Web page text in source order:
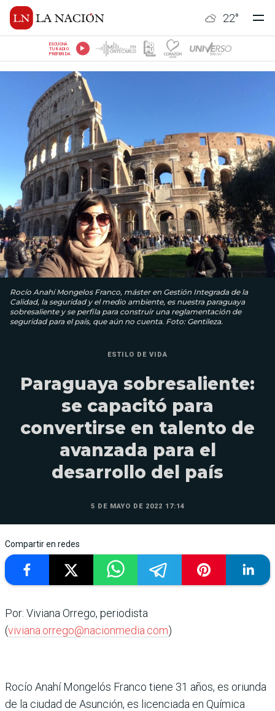
22°
ESCUCHÁ
TU RADIO
PREFERIDA
Rocío Anahí Mongelos Franco, máster en Gestión Integrada de la
Calidad, la seguridad y el medio ambiente, es nuestra paraguaya
sobresaliente y se perfila para construir una reglamentación de
seguridad para el país, que aún no cuenta. Foto: Gentileza.
ESTILO DE VIDA
Paraguaya sobresaliente:
se capacitó para
convertirse en talento de
avanzada para el
desarrollo del país
5 DE MAYO DE 2022 17:14
Compartir en redes
Por: Viviana Orrego, periodista
(viviana.orrego@nacionmedia.com)
Rocío Anahí Mongelós Franco tiene 31 años, es oriunda
de la ciudad de Asunción, es licenciada en Química